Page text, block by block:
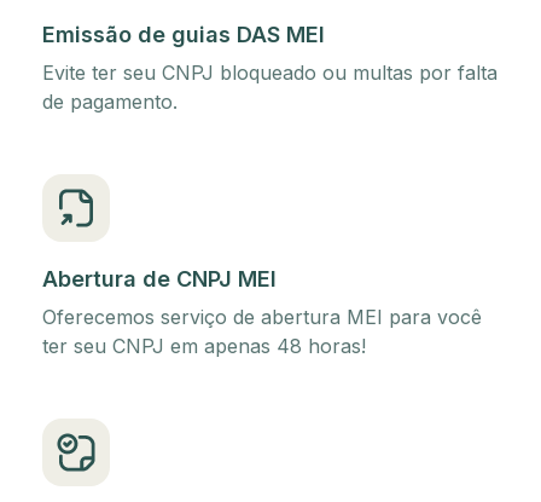
Emissão de guias DAS MEI
Evite ter seu CNPJ bloqueado ou multas por falta
de pagamento.
Abertura de CNPJ MEI
Oferecemos serviço de abertura MEI para você
ter seu CNPJ em apenas 48 horas!